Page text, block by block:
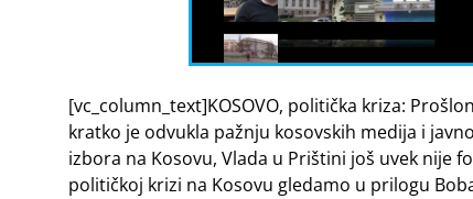
[vc_column_text]KOSOVO, politička kriza:
kratko je odvukla pažnju kosovskih medija i
izbora na Kosovu, Vlada u Prištini još uvek nije
političkoj krizi na Kosovu gledamo u prilogu